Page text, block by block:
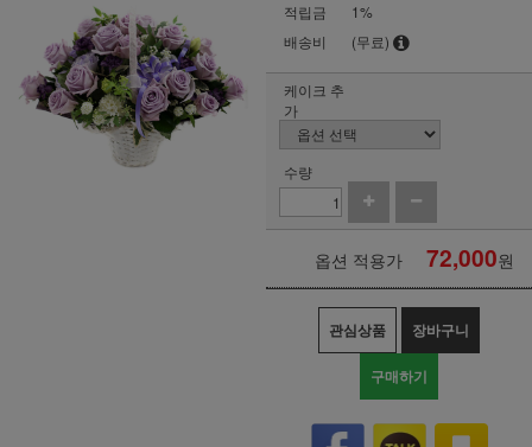
적립금
1%
배송비
(무료)
케이크 추
가
수량
옵션 적용가 72,000원
관심상품 장바구니
구매하기